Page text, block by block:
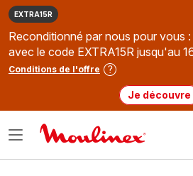
EXTRA15R
Reconditionné par nous pour vous
avec le code EXTRA15R jusqu'au
Conditions de l'offre
Je découvre
Ouvrir